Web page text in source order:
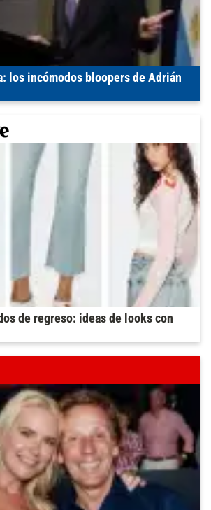
los incómodos bloopers de Adrián
de regreso: ideas de looks con